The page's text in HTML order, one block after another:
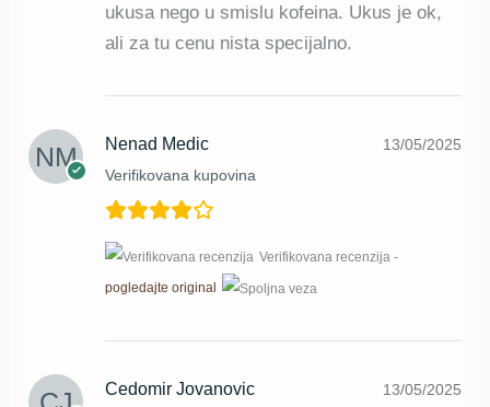
ukusa nego u smislu kofeina. Ukus je ok,
ali za tu cenu nista specijalno.
Nenad Medic
Verifikovana kupovina
13/05/2025
Verifikovana recenzija -
pogledajte original
Cedomir Jovanovic 13/05/2025